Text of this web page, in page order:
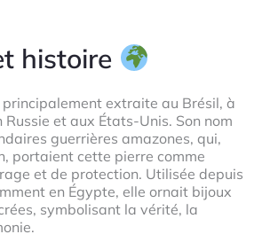
histoire
principalement extraite au Brésil, à
et aux États-Unis. Son nom
guerrières amazones, qui,
portaient cette pierre comme
et de protection. Utilisée depuis
en Égypte, elle ornait bijoux
symbolisant la vérité, la